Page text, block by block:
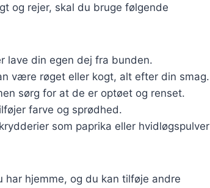
og rejer, skal du bruge følgende
lave din egen dej fra bunden.
være røget eller kogt, alt efter din smag.
sørg for at de er optøet og renset.
farve og sprødhed.
som paprika eller hvidløgspulver
hjemme, og du kan tilføje andre